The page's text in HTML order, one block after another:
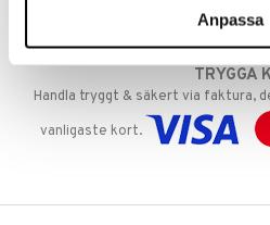
Anpassa
EU-logotypen är symbolen som
TRYGGA
Handla tryggt & säkert via faktura,
vanligaste kort.